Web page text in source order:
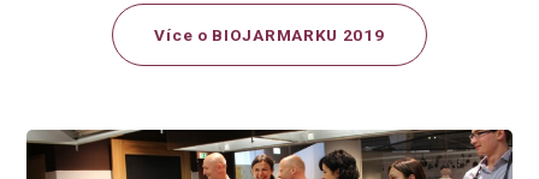
Více o BIOJARMARKU 2019